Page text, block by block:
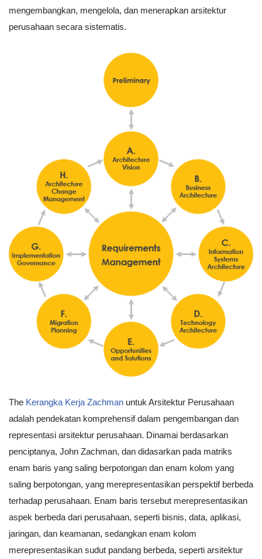
mengembangkan, mengelola, dan menerapkan arsitektur
perusahaan secara sistematis.
The Kerangka Kerja Zachman untuk Arsitektur Perusahaan
adalah pendekatan komprehensif dalam pengembangan dan
representasi arsitektur perusahaan. Dinamai berdasarkan
penciptanya, John Zachman, dan didasarkan pada matriks
enam baris yang saling berpotongan dan enam kolom yang
saling berpotongan, yang merepresentasikan perspektif berbeda
terhadap perusahaan. Enam baris tersebut merepresentasikan
aspek berbeda dari perusahaan, seperti bisnis, data, aplikasi,
jaringan, dan keamanan, sedangkan enam kolom
merepresentasikan sudut pandang berbeda, seperti arsitektur